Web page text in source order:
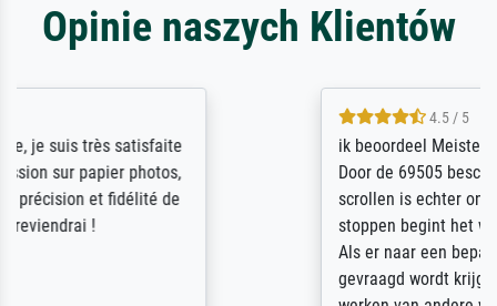
Opinie naszych Klientów
ik beoordeel Meisterdrucke zeer positief.
Door de 69505 beschikbare kunstenaars
scrollen is echter onbegonnen werk (na
stoppen begint het weer van voor af aan).
Als er naar een bepaalde kunstenaar
gevraagd wordt krijg je ook een aantal